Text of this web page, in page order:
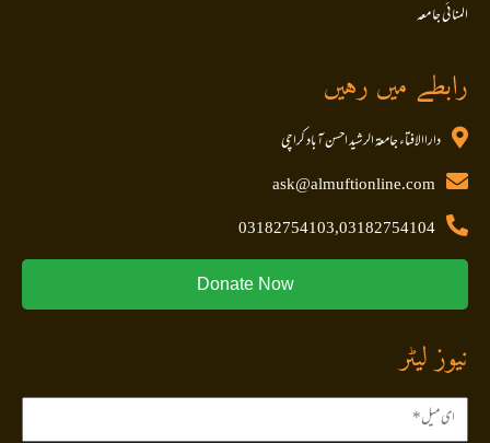
المنا ئی جا معہ
رابطے میں رہیں
داراالافتاء جامعۃ الرشید احسن آباد کراچی
ask@almuftionline.com
03182754103,03182754104
Donate Now
نیوز لیٹر